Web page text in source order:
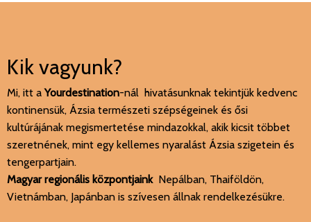
Kik vagyunk?
Mi, itt aYourdestination-nál hivatásunknak tekintjük kedvenc
kontinensük, Ázsia természeti szépségeinek és ősi
kultúrájának megismertetése mindazokkal, akik kicsit többet
szeretnének, mint egy kellemes nyaralást Ázsia szigetein és
tengerpartjain.
Magyar regionális központjaink Nepálban, Thaiföldön,
Vietnámban, Japánban is szívesen állnak rendelkezésükre.